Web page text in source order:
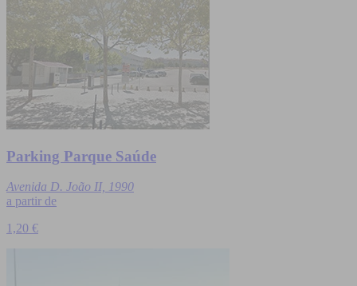
Parking Parque Saúde
Avenida D. João II, 1990
a partir de
1,20 €